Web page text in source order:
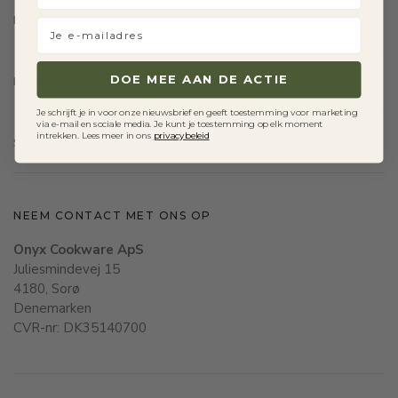
BLOGS
INFORMATION
SUPPORT
NEEM CONTACT MET ONS OP
Onyx Cookware ApS
Juliesmindevej 15
4180, Sorø
Denemarken
CVR-nr: DK35140700
DOE MEE AAN DE ACTIE
Je schrijft je in voor onze nieuwsbrief en geeft toestemming voor marketing
via e-mail en sociale media. Je kunt je toestemming op elk moment
intrekken. Lees meer in ons privacybeleid